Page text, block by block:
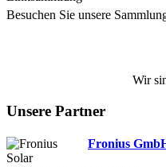
Besuchen Sie unsere
Wir
Unsere Partner
Fronius